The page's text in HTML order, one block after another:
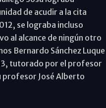
de acudir a la cita
se lograba incluso
al alcance de ningún otro
Bernardo Sánchez Luque
tutorado por el profesor
profesor José Alberto